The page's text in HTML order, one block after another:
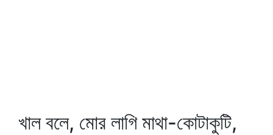
খাল বলে, মোর লাগি মাথা-কোটাকুটি,